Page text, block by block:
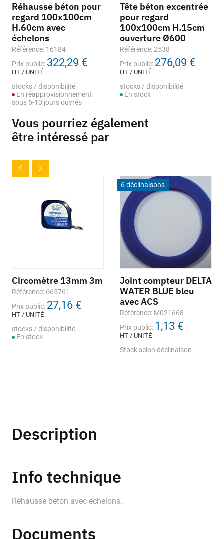
Réhausse béton pour
regard 100x100cm
H.60cm avec
échelons
Référence: 16184
Prix public: 322,29 €
HT / UNITÉ
stocks / disponibilité
En réapprovisionnement
sous 6-10 jours ouvrés
Tête béton excentrée
pour regard
100x100cm H.15cm
ouverture Ø600
Référence: 2538
Prix public: 276,09 €
HT / UNITÉ
stocks / disponibilité
En stock
Vous pourriez également
être intéressé par
Circomètre 13mm 3m
Référence: 665761
Prix public: 27,16 €
HT / UNITÉ
stocks / disponibilité
En stock
6 déclinaisons
Joint compteur DELTA
WATER BLUE bleu
avec ACS
Référence: M021668
Prix public: 1,13 €
HT / UNITÉ
Stock selon déclinaison
Description
Info technique
Réhausse béton avec échelons.
Documents